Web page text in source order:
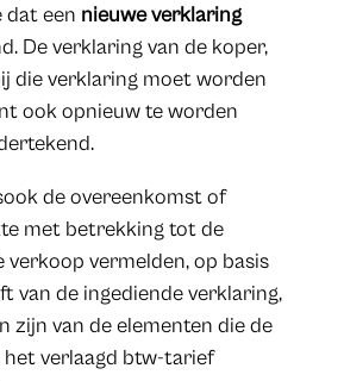
dat een nieuwe verklaring
De verklaring van de koper,
die verklaring moet worden
ook opnieuw te worden
de overeenkomst of
met betrekking tot de
vermelden, op basis
van de ingediende verklaring,
zijn van de elementen die de
het verlaagd btw-tarief